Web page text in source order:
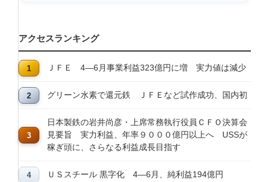
アクセスランキング
ＪＦＥ 4―6月事業利益323億円に増 実力値は減少
グリーン水素で還元鉄 ＪＦＥなど試作成功、国内初
日本製鉄の岩井尚彦・上席常務執行役員ＣＦＯ決算会
見要旨 実力利益、年率９０００億円以上へ USSが
稼ぎ頭に、さらなる利益成長目指す
ＵＳスチール 黒字化 4―6月、純利益194億円